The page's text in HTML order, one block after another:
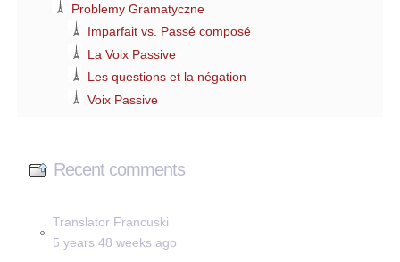
Problemy Gramatyczne
Imparfait vs. Passé composé
La Voix Passive
Les questions et la négation
Voix Passive
Recent comments
Translator Francuski
5 years 48 weeks ago